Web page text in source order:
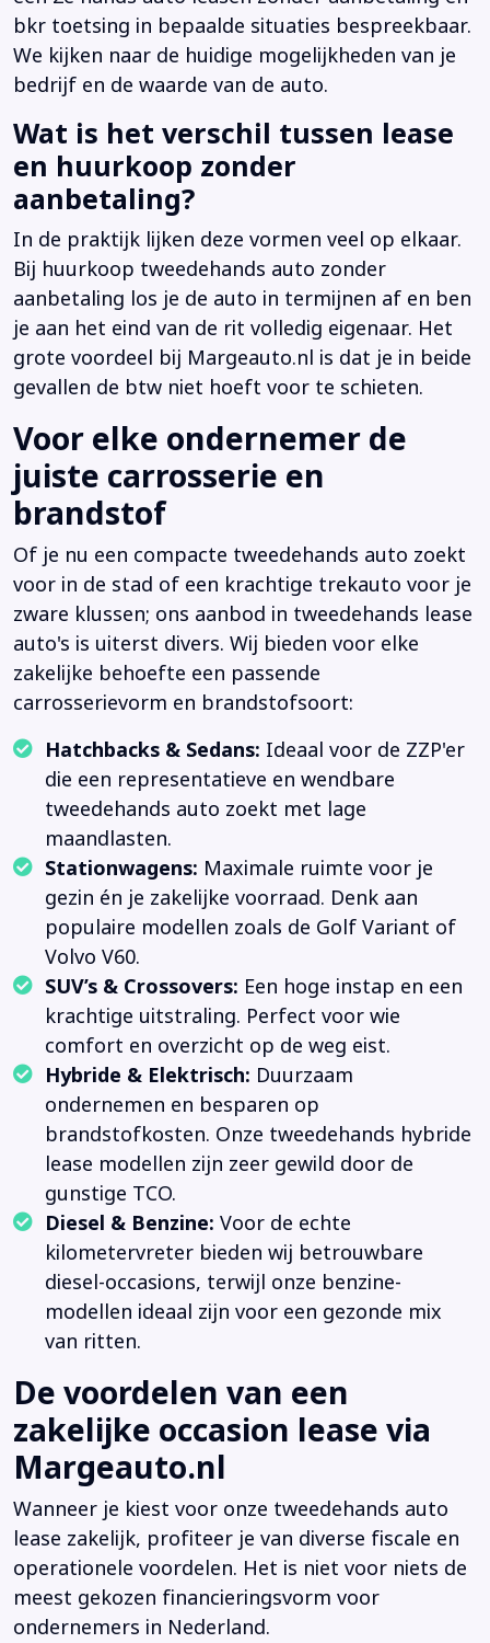
bkr toetsing in bepaalde situaties bespreekbaar.
We kijken naar de huidige mogelijkheden van je
bedrijf en de waarde van de auto.
Wat is het verschil tussen lease
en huurkoop zonder
aanbetaling?
In de praktijk lijken deze vormen veel op elkaar.
Bij huurkoop tweedehands auto zonder
aanbetaling los je de auto in termijnen af en ben
je aan het eind van de rit volledig eigenaar. Het
grote voordeel bij Margeauto.nl is dat je in beide
gevallen de btw niet hoeft voor te schieten.
Voor elke ondernemer de
juiste carrosserie en
brandstof
Of je nu een compacte tweedehands auto zoekt
voor in de stad of een krachtige trekauto voor je
zware klussen; ons aanbod in tweedehands lease
auto's is uiterst divers. Wij bieden voor elke
zakelijke behoefte een passende
carrosserievorm en brandstofsoort:
Hatchbacks & Sedans: Ideaal voor de ZZP'er
die een representatieve en wendbare
tweedehands auto zoekt met lage
maandlasten.
Stationwagens: Maximale ruimte voor je
gezin én je zakelijke voorraad. Denk aan
populaire modellen zoals de Golf Variant of
Volvo V60.
SUV’s & Crossovers: Een hoge instap en een
krachtige uitstraling. Perfect voor wie
comfort en overzicht op de weg eist.
Hybride & Elektrisch: Duurzaam
ondernemen en besparen op
brandstofkosten. Onze tweedehands hybride
lease modellen zijn zeer gewild door de
gunstige TCO.
Diesel & Benzine: Voor de echte
kilometervreter bieden wij betrouwbare
diesel-occasions, terwijl onze benzine-
modellen ideaal zijn voor een gezonde mix
van ritten.
De voordelen van een
zakelijke occasion lease via
Margeauto.nl
Wanneer je kiest voor onze tweedehands auto
lease zakelijk, profiteer je van diverse fiscale en
operationele voordelen. Het is niet voor niets de
meest gekozen financieringsvorm voor
ondernemers in Nederland.